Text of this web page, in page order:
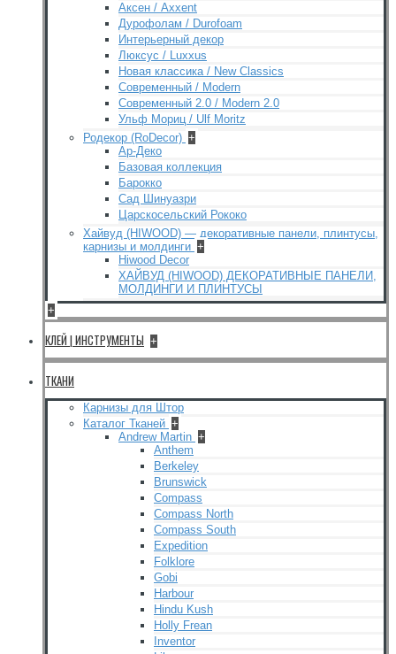
Аксен / Axxent
Дурофолам / Durofoam
Интерьерный декор
Люксус / Luxxus
Новая классика / New Classics
Современный / Modern
Современный 2.0 / Modern 2.0
Ульф Мориц / Ulf Moritz
Родекор (RoDecor) +
Ар-Деко
Базовая коллекция
Барокко
Сад Шинуазри
Царскосельский Рококо
Хайвуд (HIWOOD) — декоративные панели, плинтусы,
карнизы и молдинги +
Hiwood Decor
ХАЙВУД (HIWOOD) ДЕКОРАТИВНЫЕ ПАНЕЛИ,
МОЛДИНГИ И ПЛИНТУСЫ
+
КЛЕЙ | ИНСТРУМЕНТЫ +
ТКАНИ
Карнизы для Штор
Каталог Тканей +
Andrew Martin +
Anthem
Berkeley
Brunswick
Compass
Compass North
Compass South
Expedition
Folklore
Gobi
Harbour
Hindu Kush
Holly Frean
Inventor